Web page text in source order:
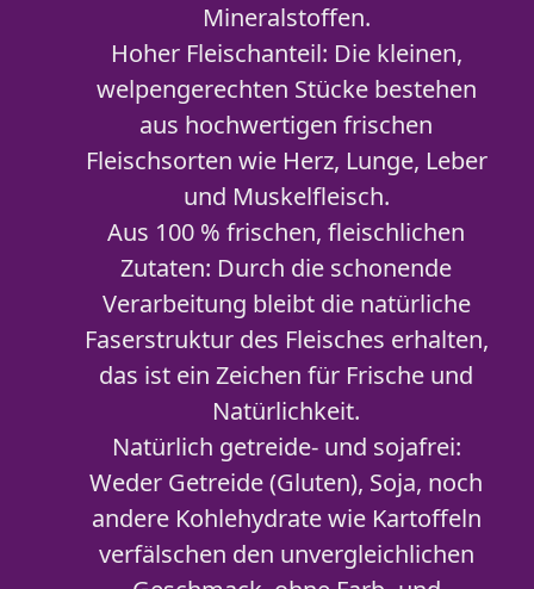
Mineralstoffen.
Hoher Fleischanteil: Die kleinen,
welpengerechten Stücke bestehen
aus hochwertigen frischen
Fleischsorten wie Herz, Lunge, Leber
und Muskelfleisch.
Aus 100 % frischen, fleischlichen
Zutaten: Durch die schonende
Verarbeitung bleibt die natürliche
Faserstruktur des Fleisches erhalten,
das ist ein Zeichen für Frische und
Natürlichkeit.
Natürlich getreide- und sojafrei:
Weder Getreide (Gluten), Soja, noch
andere Kohlehydrate wie Kartoffeln
verfälschen den unvergleichlichen